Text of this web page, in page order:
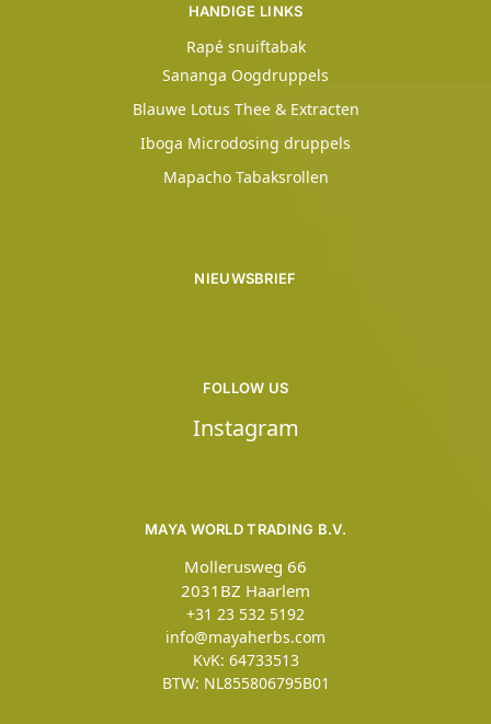
HANDIGE LINKS
Rapé snuiftabak
Sananga Oogdruppels
Blauwe Lotus Thee & Extracten
Iboga Microdosing druppels
Mapacho Tabaksrollen
MAYA WORLD TRADING B.V.
Mollerusweg 66
2031BZ Haarlem
+31 23 532 5192
info@mayaherbs.com
KvK: 64733513
BTW: NL855806795B01
NIEUWSBRIEF
FOLLOW US
Instagram